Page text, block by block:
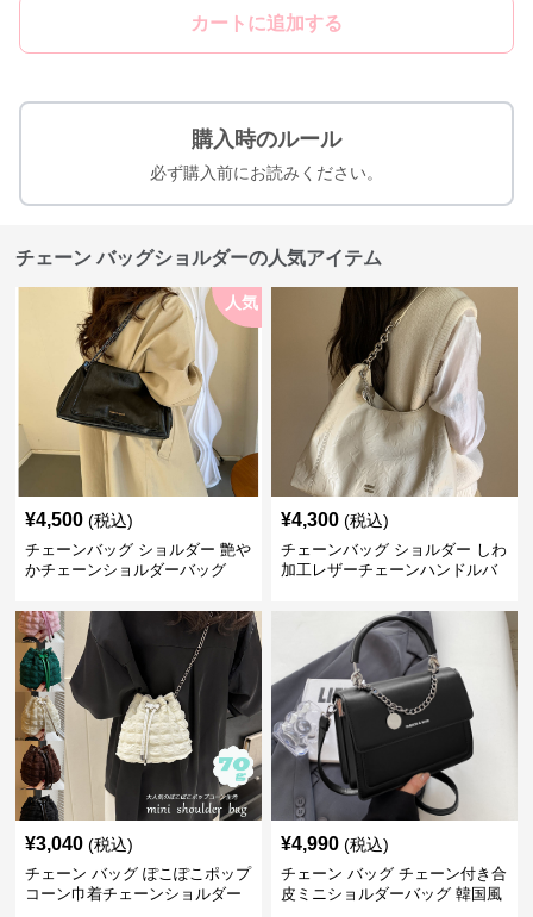
カートに追加する
購入時のルール
必ず購入前にお読みください。
チェーン バッグショルダーの人気アイテム
人気
¥4,500 (税込)
チェーンバッグ ショルダー 艶や
かチェーンショルダーバッグ
¥4,300 (税込)
チェーンバッグ ショルダー しわ
加工レザーチェーンハンドルバ
¥3,040 (税込)
チェーン バッグ ぽこぽこポップ
コーン巾着チェーンショルダー
¥4,990 (税込)
チェーン バッグ チェーン付き合
皮ミニショルダーバッグ 韓国風